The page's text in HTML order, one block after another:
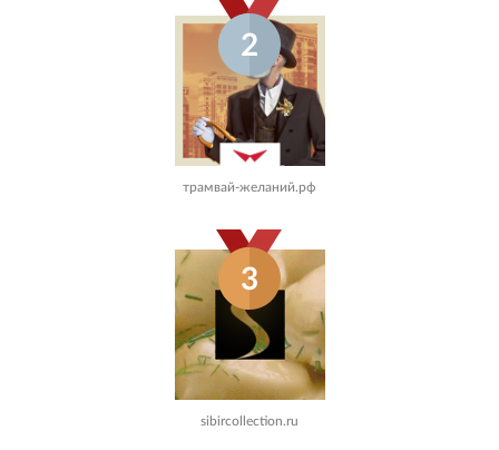
2
трамвай-желаний.рф
3
sibircollection.ru